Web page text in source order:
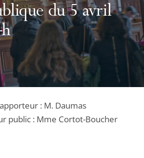
du 5 avril
: M. Daumas
: Mme Cortot-Boucher